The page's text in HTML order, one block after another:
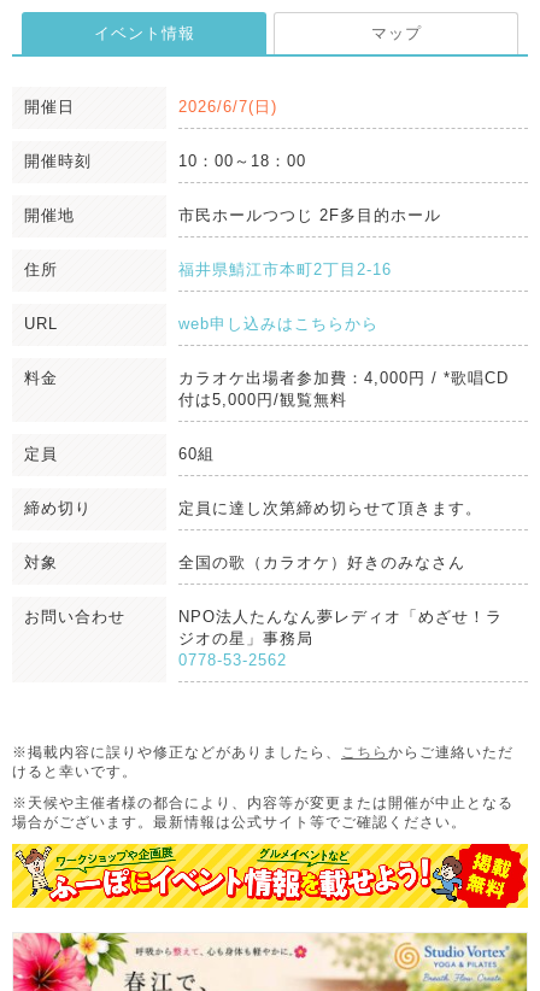
イベント情報 マップ
開催日 2026/6/7(日)
開催時刻 10：00～18：00
開催地 市民ホールつつじ 2F多目的ホール
住所 福井県鯖江市本町2丁目2-16
URL web申し込みはこちらから
料金
カラオケ出場者参加費：4,000円 / *歌唱CD
付は5,000円/観覧無料
定員 60組
締め切り 定員に達し次第締め切らせて頂きます。
対象 全国の歌（カラオケ）好きのみなさん
お問い合わせ
NPO法人たんなん夢レディオ「めざせ！ラ
ジオの星」事務局
0778-53-2562
※掲載内容に誤りや修正などがありましたら、 こちら からご連絡いただ
けると幸いです。
※天候や主催者様の都合により、内容等が変更または開催が中止となる
場合がございます。 最新情報は公式サイト等でご確認ください。